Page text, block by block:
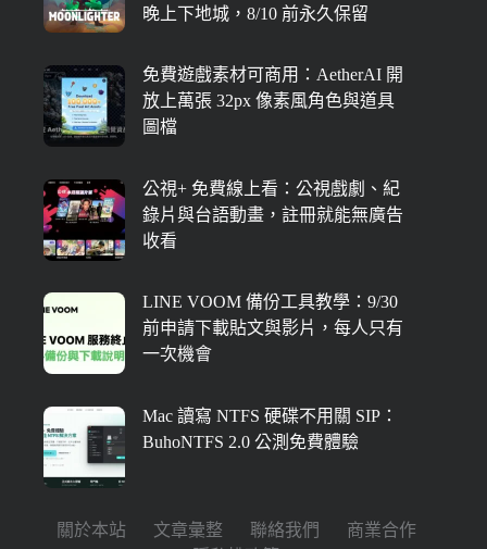
晚上下地城，8/10 前永久保留
免費遊戲素材可商用：AetherAI 開
放上萬張 32px 像素風角色與道具
圖檔
公視+ 免費線上看：公視戲劇、紀
錄片與台語動畫，註冊就能無廣告
收看
LINE VOOM 備份工具教學：9/30
前申請下載貼文與影片，每人只有
一次機會
Mac 讀寫 NTFS 硬碟不用關 SIP：
BuhoNTFS 2.0 公測免費體驗
關於本站 文章彙整 聯絡我們
商業合作